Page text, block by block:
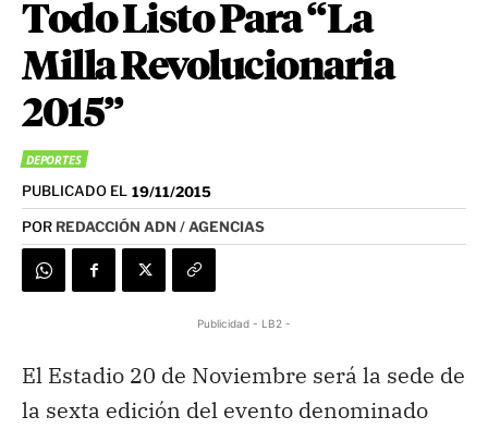
Todo Listo Para “La
Milla Revolucionaria
2015”
DEPORTES
PUBLICADO EL 19/11/2015
POR REDACCIÓN ADN / AGENCIAS
Publicidad - LB2 -
El Estadio 20 de Noviembre será la sede de
la sexta edición del evento denominado